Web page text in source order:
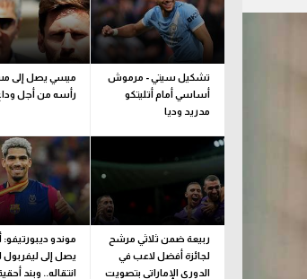
تشكيل سيتي - مرموش
أساسي أمام أتليتكو
مدريد وديا
ميسي يصل إلى
رأسه من أجل
ربيعة ضمن ثلاثي مرشح
لجائزة أفضل لاعب في
الدوري الإماراتي بتصويت
موندو ديبورتيفو:
يصل إلى ليفربول
انتقاله.. وبند